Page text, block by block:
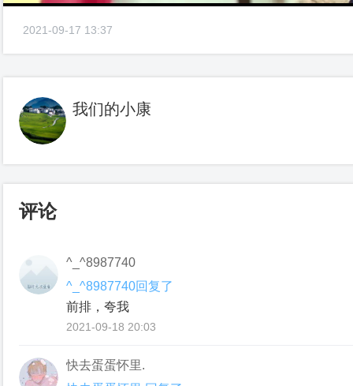
2021-09-17 13:37
我们的小康
评论
^_^8987740
^_^8987740回复了
前排，夸我
2021-09-18 20:03
快去蛋蛋怀里.